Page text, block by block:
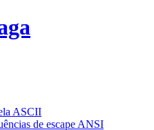
ASCII
de escape ANSI